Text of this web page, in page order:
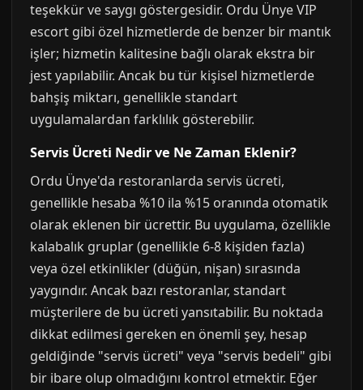
teşekkür ve saygı göstergesidir. Ordu Ünye VIP
escort gibi özel hizmetlerde de benzer bir mantık
işler; hizmetin kalitesine bağlı olarak ekstra bir
jest yapılabilir. Ancak bu tür kişisel hizmetlerde
bahşiş miktarı, genellikle standart
uygulamalardan farklılık gösterebilir.
Servis Ücreti Nedir ve Ne Zaman Eklenir?
Ordu Ünye'da restoranlarda servis ücreti,
genellikle hesaba %10 ila %15 oranında otomatik
olarak eklenen bir ücrettir. Bu uygulama, özellikle
kalabalık gruplar (genellikle 6-8 kişiden fazla)
veya özel etkinlikler (düğün, nişan) sırasında
yaygındır. Ancak bazı restoranlar, standart
müşterilere de bu ücreti yansıtabilir. Bu noktada
dikkat edilmesi gereken en önemli şey, hesap
geldiğinde "servis ücreti" veya "servis bedeli" gibi
bir ibare olup olmadığını kontrol etmektir. Eğer